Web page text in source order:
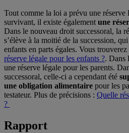
Tout comme la loi a prévu une
survivant, il existe également une
Dans le nouveau droit successoral, la
s’élève à la moitié de la succession,
enfants en parts égales. Vous
réserve légale pour les enfants ?. Dans
une réserve légale pour les parents.
successoral, celle-ci a cependant été
une obligation alimentaire pour les
testateur. Plus de précisions : Quelle
?
Rapport